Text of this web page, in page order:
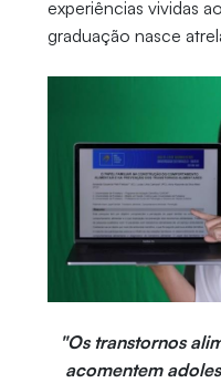
experiências vividas
graduação nasce
"Os transtornos
acomentem